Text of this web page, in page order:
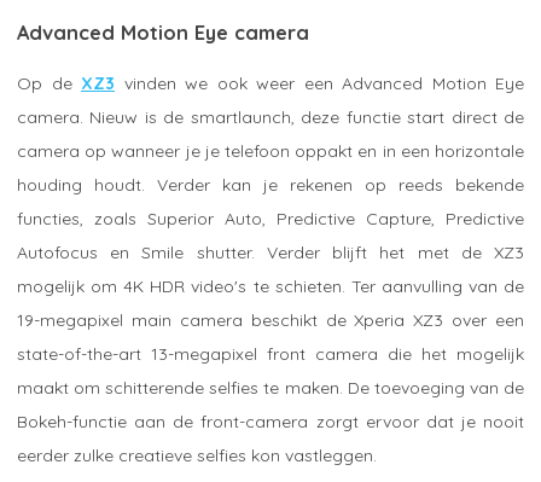
Advanced Motion Eye camera
Op de XZ3 vinden we ook weer een Advanced Motion Eye
camera. Nieuw is de smartlaunch, deze functie start direct de
camera op wanneer je je telefoon oppakt en in een horizontale
houding houdt. Verder kan je rekenen op reeds bekende
functies, zoals Superior Auto, Predictive Capture, Predictive
Autofocus en Smile shutter. Verder blijft het met de XZ3
mogelijk om 4K HDR video's te schieten. Ter aanvulling van de
19-megapixel main camera beschikt de Xperia XZ3 over een
state-of-the-art 13-megapixel front camera die het mogelijk
maakt om schitterende selfies te maken. De toevoeging van de
Bokeh-functie aan de front-camera zorgt ervoor dat je nooit
eerder zulke creatieve selfies kon vastleggen.